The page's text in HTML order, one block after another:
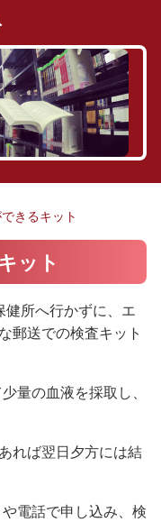
きるキット
ット
所へ行かずに、エ
郵送での検査キット
量の血液を採取し、
れば翌日夕方には結
電話で申し込み、検